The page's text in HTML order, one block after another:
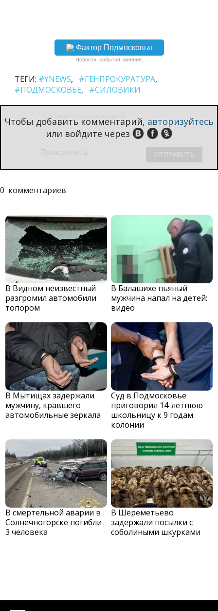
Фактор Подмосковья
Новости, события, мнения.
ТЕГИ: #YNEWS
#ГЕНПРОКУРАТУРА
#ПОДМОСКОВЬЕ
#СИЛОВИКИ
Чтобы добавить комментарий, авторизуйтесь
или войдите через
0 комментариев
В Видном неизвестный
разгромил автомобили
топором
В Балашихе пьяный
мужчина напал на детей:
видео
В Мытищах задержали
мужчину, кравшего
автомобильные зеркала
Суд в Подмосковье
приговорил 14-летнюю
школьницу к 9 годам
колонии
В смертельной аварии в
Солнечногорске погибли
3 человека
В Шереметьево
задержали посылки с
соболиными шкурками